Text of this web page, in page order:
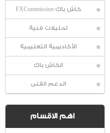
كاش باك FXCommission
تحليلات فنية
الأكاديمية التعليمية
الكاش باك
الدعم الفنى
اهم الاقسام